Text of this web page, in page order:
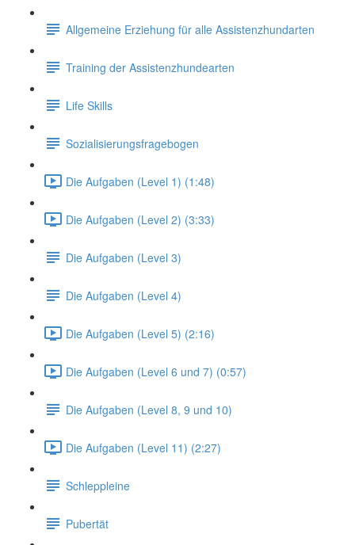
Allgemeine Erziehung für alle Assistenzhundarten
Training der Assistenzhundearten
Life Skills
Sozialisierungsfragebogen
Die Aufgaben (Level 1) (1:48)
Die Aufgaben (Level 2) (3:33)
Die Aufgaben (Level 3)
Die Aufgaben (Level 4)
Die Aufgaben (Level 5) (2:16)
Die Aufgaben (Level 6 und 7) (0:57)
Die Aufgaben (Level 8, 9 und 10)
Die Aufgaben (Level 11) (2:27)
Schleppleine
Pubertät